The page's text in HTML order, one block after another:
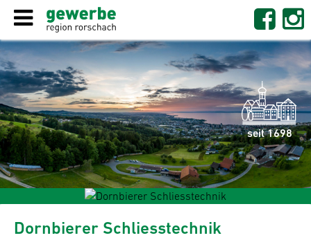
seit 1698
Dornbierer Schliesstechnik